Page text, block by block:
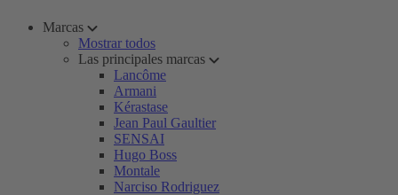
Marcas
Mostrar todos
Las principales marcas
Lancôme
Armani
Kérastase
Jean Paul Gaultier
SENSAI
Hugo Boss
Montale
Narciso Rodriguez